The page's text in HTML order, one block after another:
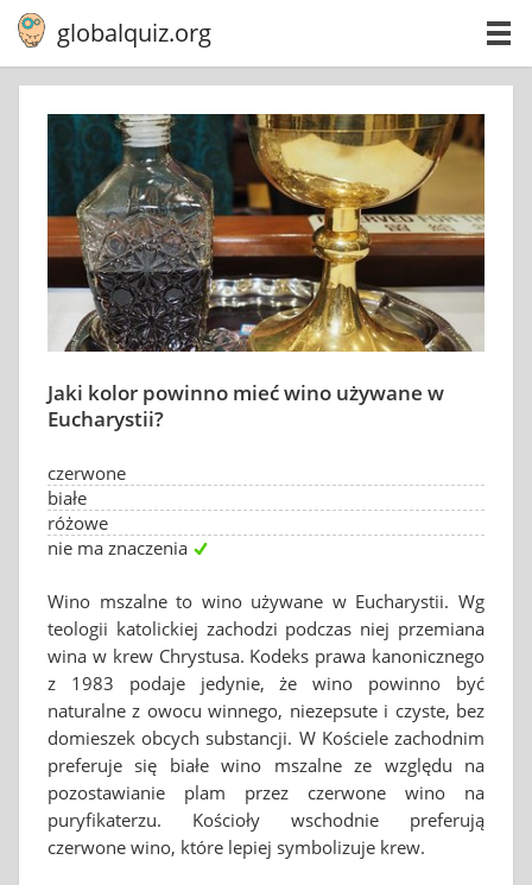
globalquiz.org
Jaki kolor powinno mieć wino używane w
Eucharystii?
czerwone
białe
różowe
nie ma znaczenia
Wino mszalne to wino używane w Eucharystii. Wg
teologii katolickiej zachodzi podczas niej przemiana
wina w krew Chrystusa. Kodeks prawa kanonicznego
z 1983 podaje jedynie, że wino powinno być
naturalne z owocu winnego, niezepsute i czyste, bez
domieszek obcych substancji. W Kościele zachodnim
preferuje się białe wino mszalne ze względu na
pozostawianie plam przez czerwone wino na
puryfikaterzu. Kościoły wschodnie preferują
czerwone wino, które lepiej symbolizuje krew.